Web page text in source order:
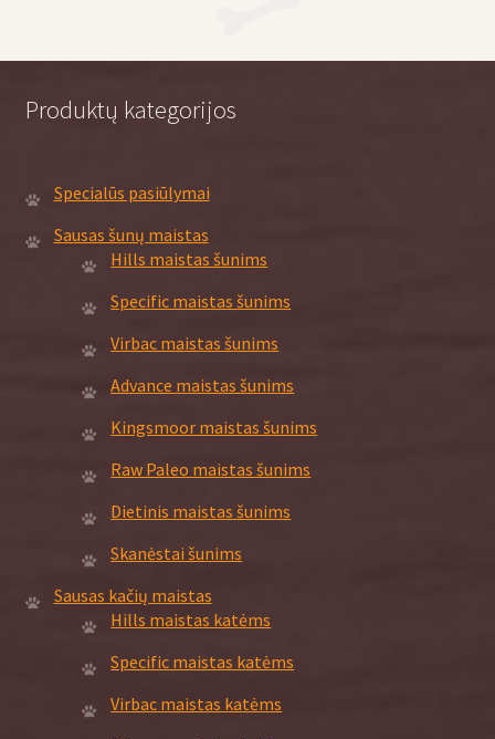
may
Produktų kategorijos
Specialūs pasiūlymai
Sausas šunų maistas
Hills maistas šunims
Specific maistas šunims
Virbac maistas šunims
Advance maistas šunims
Kingsmoor maistas šunims
Raw Paleo maistas šunims
Dietinis maistas šunims
Skanėstai šunims
Sausas kačių maistas
Hills maistas katėms
Specific maistas katėms
Virbac maistas katėms